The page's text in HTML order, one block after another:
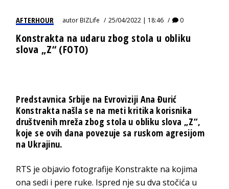
AFTERHOUR autorBIZLife 25/04/2022 | 18:46 0
Konstrakta na udaru zbog stola u obliku
slova „Z“ (FOTO)
Predstavnica Srbije na Evroviziji Ana Đurić
Konstrakta našla se na meti kritika korisnika
društvenih mreža zbog stola u obliku slova „Z“,
koje se ovih dana povezuje sa ruskom agresijom
na Ukrajinu.
RTS je objavio fotografije Konstrakte na kojima
ona sedi i pere ruke. Ispred nje su dva stočića u